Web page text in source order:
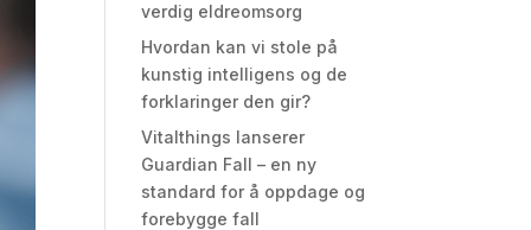
verdig eldreomsorg
Hvordan kan vi stole på
kunstig intelligens og de
forklaringer den gir?
Vitalthings lanserer
Guardian Fall – en ny
standard for å oppdage og
forebygge fall